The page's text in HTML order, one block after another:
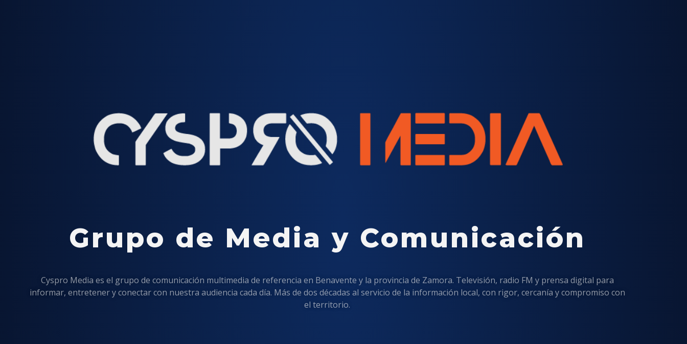
Grupo de Media y Comunicación
Cyspro Media es el grupo de comunicación multimedia de referencia en Benavente y la provincia de Zamora. Televisión, radio FM y prensa digital para
informar, entretener y conectar con nuestra audiencia cada día. Más de dos décadas al servicio de la información local, con rigor, cercanía y compromiso con
el territorio.